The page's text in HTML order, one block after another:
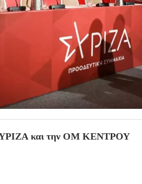
και την ΟΜ ΚΕΝΤΡΟΥ